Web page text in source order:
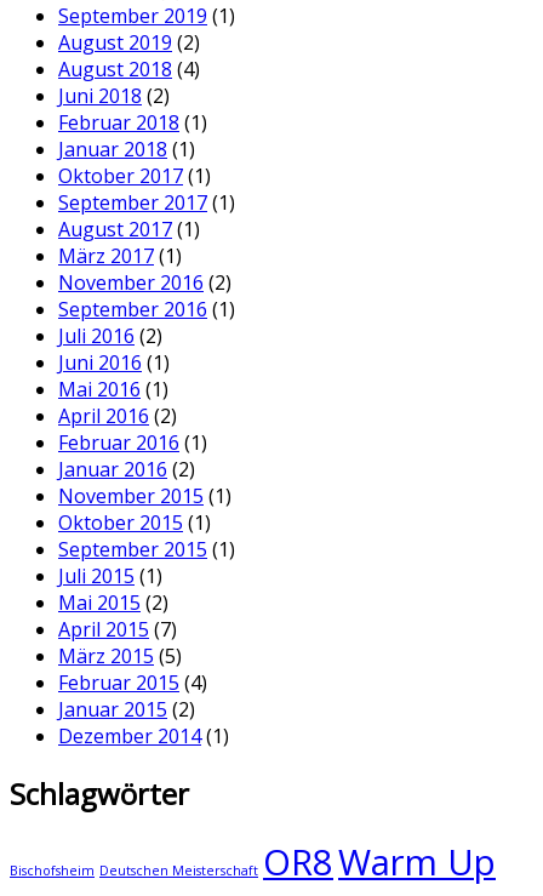
September 2019 (1)
August 2019 (2)
August 2018 (4)
Juni 2018 (2)
Februar 2018 (1)
Januar 2018 (1)
Oktober 2017(1)
September 2017(1)
August 2017(1)
März 2017(1)
November 2016 (2)
September 2016 (1)
Juli 2016 (2)
Juni 2016 (1)
Mai 2016 (1)
April 2016 (2)
Februar 2016 (1)
Januar 2016 (2)
November 2015 (1)
Oktober 2015 (1)
September 2015 (1)
Juli 2015 (1)
Mai 2015 (2)
April 2015 (7)
März 2015 (5)
Februar 2015 (4)
Januar 2015 (2)
Dezember 2014(1)
Schlagwörter
Bischofsheim Deutschen Meisterschaft OR8Warm Up